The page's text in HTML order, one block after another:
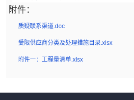
附件：
质疑联系渠道.doc
受限供应商分类及处理措施目录.xlsx
附件一：工程量清单.xlsx